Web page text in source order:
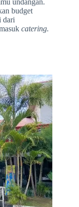
undangan.
budget
dari
catering.